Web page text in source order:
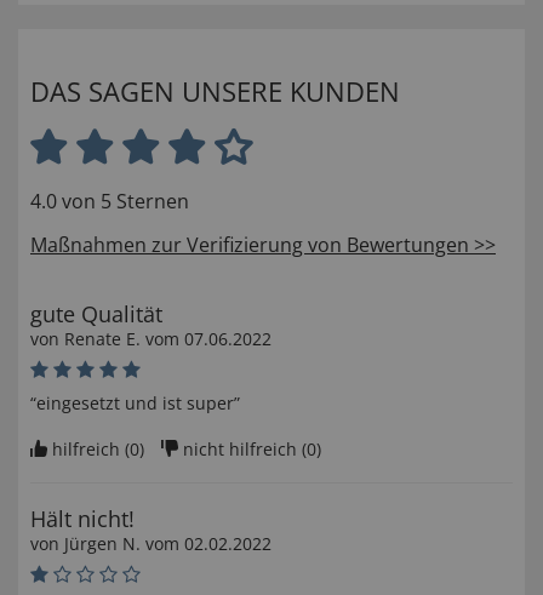
DAS SAGEN UNSERE KUNDEN
4.0 von 5 Sternen
Maßnahmen zur Verifizierung von Bewertungen >>
gute Qualität
von Renate E. vom 07.06.2022
“eingesetzt und ist super”
hilfreich (0) nicht hilfreich (0)
Hält nicht!
von Jürgen N. vom 02.02.2022